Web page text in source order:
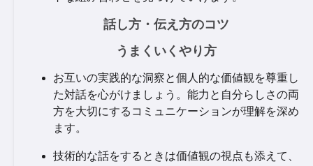
話し方・伝え方のコツ
うまくいくやり方
お互いの実践的な洞察と個人的な価値観を尊重し
た対話を心がけましょう。能力と自分らしさの両
方を大切にするコミュニケーションが理解を深め
ます。
技術的な話をするときは価値観の視点も添えて、